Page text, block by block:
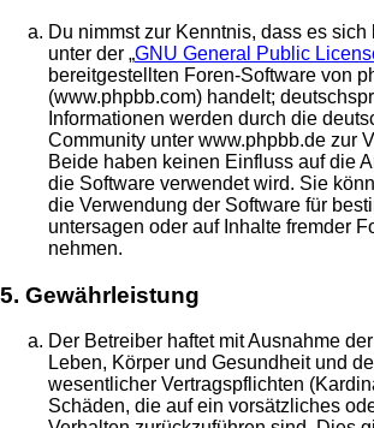
Du nimmst zur Kenntnis, dass es
unter der „GNU General Public
bereitgestellten Foren-Software von
(www.phpbb.com) handelt;
Informationen werden durch die
Community unter www.phpbb.de zur
Beide haben keinen Einfluss auf die
die Software verwendet wird. Sie
die Verwendung der Software für
untersagen oder auf Inhalte fremder
nehmen.
5. Gewährleistung
Der Betreiber haftet mit Ausnahme
Leben, Körper und Gesundheit und
wesentlicher Vertragspflichten
Schäden, die auf ein vorsätzliches